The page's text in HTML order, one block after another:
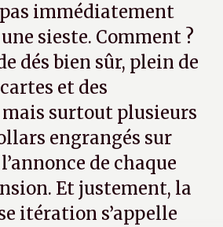
immédiatement
sieste. Comment ?
dés bien sûr, plein de
et des
mais surtout plusieurs
engrangés sur
de chaque
Et justement, la
itération s’appelle